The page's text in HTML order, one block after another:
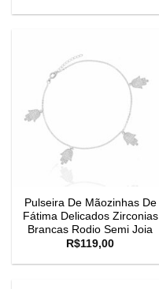
Pulseira De Mãozinhas De
Fátima Delicados Zirconias
Brancas Rodio Semi Joia
R$119,00